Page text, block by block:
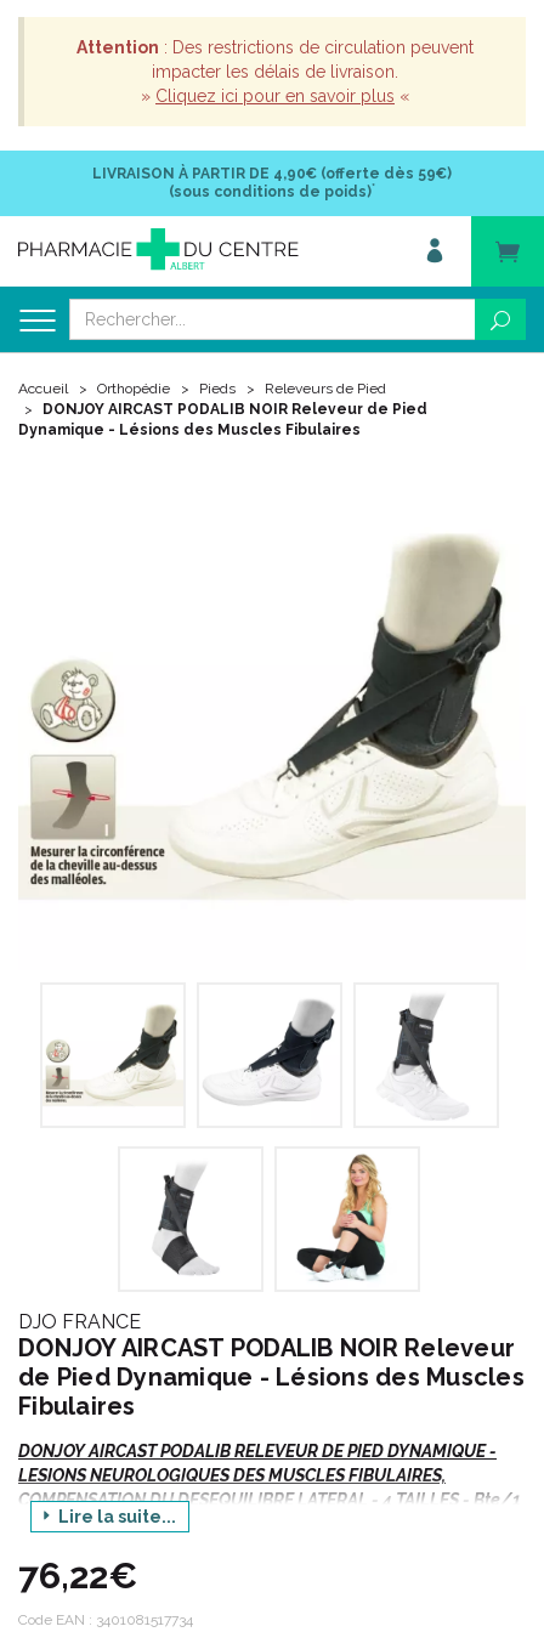
Attention : Des restrictions de circulation peuvent
impacter les délais de livraison.
» Cliquez ici pour en savoir plus «
LIVRAISON À PARTIR DE 4,90€ (offerte dès 59€)
(sous conditions de poids)*
Accueil Orthopédie Pieds
Releveurs de Pied
DONJOY AIRCAST PODALIB NOIR Releveur de Pied
Dynamique - Lésions des Muscles Fibulaires
DJO FRANCE
DONJOY AIRCAST PODALIB NOIR Releveur
de Pied Dynamique - Lésions des Muscles
Fibulaires
DONJOY AIRCAST PODALIB RELEVEUR DE PIED DYNAMIQUE -
LESIONS NEUROLOGIQUES DES MUSCLES FIBULAIRES,
COMPENSATION DU DESEQUILIBRE LATERAL - 4 TAILLES - Bte/1
Votre TAILLE ou le MODELE ou le code
Lire la suite...
76,22€
Code EAN : 3401081517734